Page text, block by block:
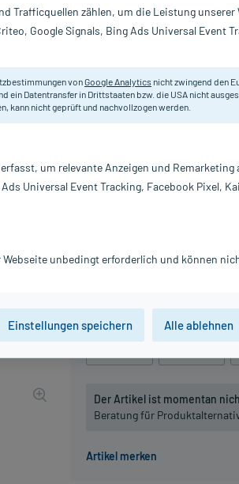
Versand* ab 19€ Mindestbestellwert!
inkl. MwSt. zzgl. Versandkosten
Packungseinheit
Der Artikel ist momentan
Beratung für
DHU - Einzelmittel
Homöopathisches Arzneimittel.
PZN:
Hersteller:
Trafficquellen zählen, um die Leistung unserer
Google Signals, Bing Ads Universal Event
vonGoogle Analytics nicht zwingend den
ein Datentransfer in Drittstaaten bzw. die USA nicht
kann nicht geprüft und nachvollzogen werden.
um relevante Anzeigen und Remarketing
Universal Event Tracking, Facebook Pixel,
unbedingt erforderlich und können
Einstellungen speichern Alle ablehnen